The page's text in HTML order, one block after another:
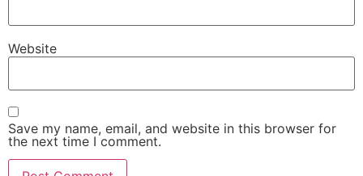
Website
Save my name, email, and website in this browser for
the next time I comment.